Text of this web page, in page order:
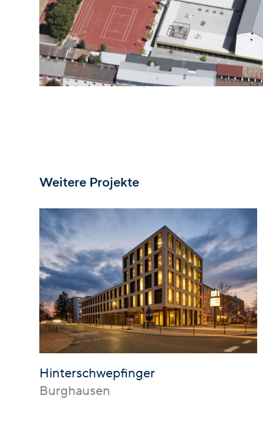
Weitere Projekte
Hinterschwepfinger
Burghausen